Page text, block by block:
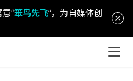
意“笨鸟先飞”，为自媒体创